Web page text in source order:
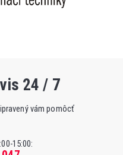
24 / 7
vám pomôcť
15:00: